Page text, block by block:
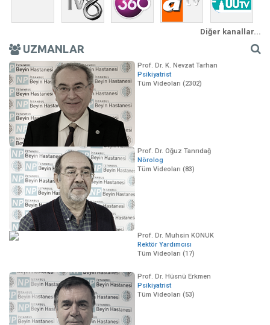
Diğer kanallar...
UZMANLAR
Prof. Dr. K. Nevzat Tarhan
Psikiyatrist
Tüm Videoları (2302)
Prof. Dr. Oğuz Tanrıdağ
Nörolog
Tüm Videoları (83)
Prof. Dr. Muhsin KONUK
Rektör Yardımcısı
Tüm Videoları (17)
Prof. Dr. Hüsnü Erkmen
Psikiyatrist
Tüm Videoları (53)